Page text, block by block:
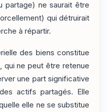
partage) ne saurait être
qui détruirait
à répartir.
des biens constitue
qui ne peut être retenue
une part significative
actifs partagés. Elle
elle ne se substitue